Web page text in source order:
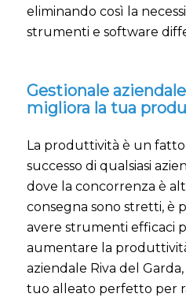
eliminando così la
strumenti e software
Gestionale
migliora la tua
La produttività è un
successo di qualsiasi
dove la concorrenza è
consegna sono stretti, è
avere strumenti efficaci
aumentare la
aziendale Riva del Garda,
tuo alleato perfetto per